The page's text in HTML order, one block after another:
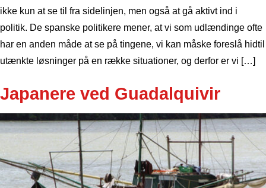
ikke kun at se til fra sidelinjen, men også at gå aktivt ind i
politik. De spanske politikere mener, at vi som udlændinge ofte
har en anden måde at se på tingene, vi kan måske foreslå hidtil
utænkte løsninger på en række situationer, og derfor er vi […]
Japanere ved Guadalquivir